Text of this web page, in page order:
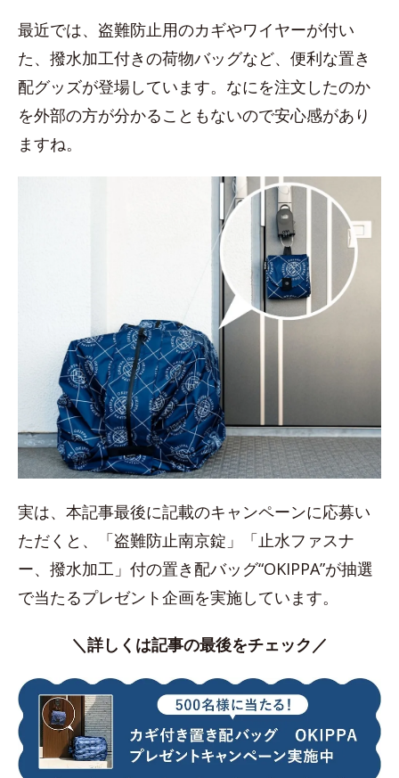
最近では、盗難防止用のカギやワイヤーが付い
た、撥水加工付きの荷物バッグなど、便利な置き
配グッズが登場しています。なにを注文したのか
を外部の方が分かることもないので安心感があり
ますね。
実は、本記事最後に記載のキャンペーンに応募い
ただくと、「盗難防止南京錠」「止水ファスナ
ー、撥水加工」付の置き配バッグ“OKIPPA”が抽選
で当たるプレゼント企画を実施しています。
＼詳しくは記事の最後をチェック／